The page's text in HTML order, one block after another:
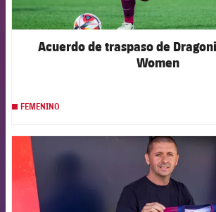
Acuerdo de traspaso de
Women
FEMENINO
FCB